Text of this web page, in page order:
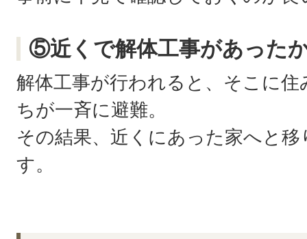
⑤近くで解体工事があった
解体工事が行われると、そこに
ちが一斉に避難。
その結果、近くにあった家へと
す。